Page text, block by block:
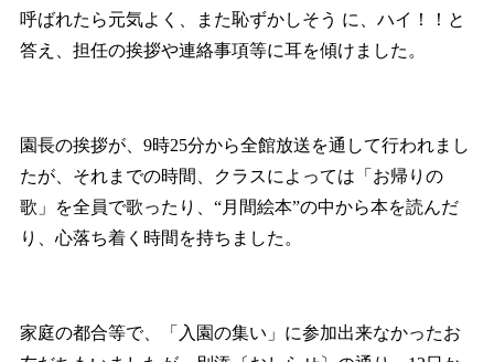
呼ばれたら元気よく、また恥ずかしそう に、ハイ！！と
答え、担任の挨拶や連絡事項等に耳を傾けました。
園長の挨拶が、9時25分から全館放送を通して行われまし
たが、それまでの時間、クラスによっては「お帰りの
歌」を全員で歌ったり、“月間絵本”の中から本を読んだ
り、心落ち着く時間を持ちました。
家庭の都合等で、「入園の集い」に参加出来なかったお